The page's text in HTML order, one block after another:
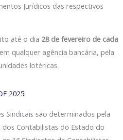
Jurídicos das respectivos
até o dia 28 de fevereiro de cada
qualquer agência bancária, pela
lotéricas.
2025
Sindicais são determinados pela
dos Contabilistas do Estado do